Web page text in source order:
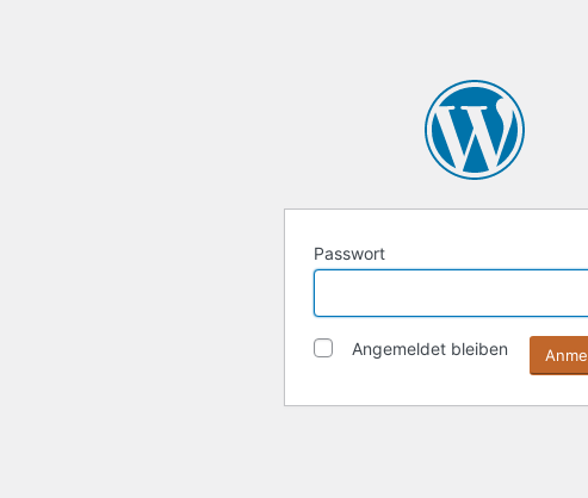
Passwort
Angemeldet bleiben